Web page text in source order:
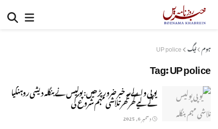
ہوم ٹیگ UP police
Tag:UP police
یوپی والے یہ خبر ضرور پڑھیں: پولیس نے بنگلہ دیشی روہنگیا
کے لیے گھر گھر تلاشی مہم شروع کی
دسمبر 6, 2025